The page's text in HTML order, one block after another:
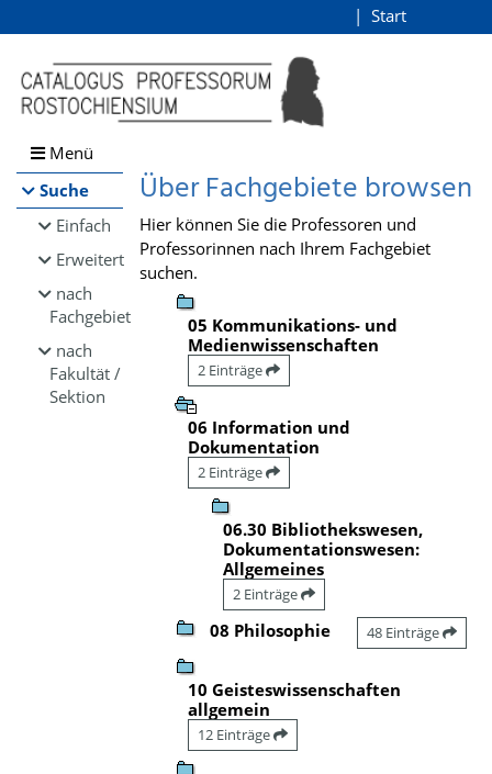
Browsen
direkt zum Inhalt
Start
Menü
Suche
Einfach
Erweitert
nach
Fachgebiet
nach
Fakultät /
Sektion
Über Fachgebiete browsen
Hier können Sie die Professoren und
Professorinnen nach Ihrem Fachgebiet
suchen.
05 Kommunikations- und
Medienwissenschaften
2 Einträge
06 Information und
Dokumentation
2 Einträge
06.30 Bibliothekswesen,
Dokumentationswesen:
Allgemeines
2 Einträge
08 Philosophie 48 Einträge
10 Geisteswissenschaften
allgemein
12 Einträge